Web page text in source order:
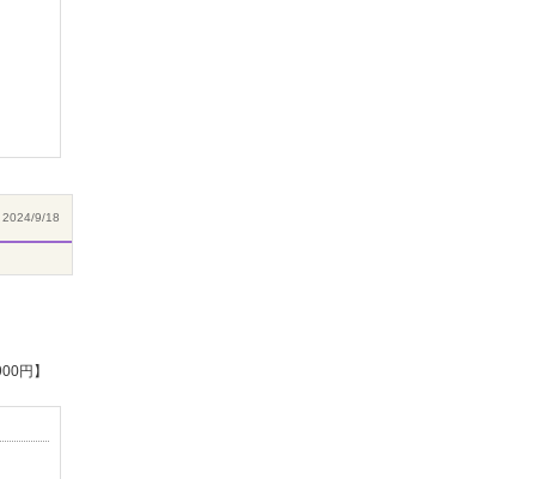
2024/9/18
円】